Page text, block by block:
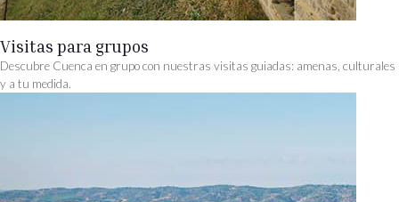
Visitas para grupos
Descubre Cuenca en grupo con nuestras visitas guiadas: amenas, culturales
y a tu medida.